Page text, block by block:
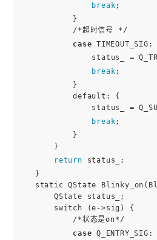
break;
}
/*超时信号 */
case TIMEOUT_SIG:
status_ =
break;
}
default: {
status_ =
break;
}
}
return status_;
}
static QState
QState status_;
switch (e->sig) {
/*状态是on*/
case Q_ENTRY_SIG: